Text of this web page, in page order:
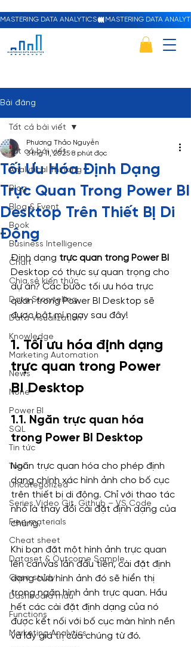
MASTERING DATA ANALYTICS
Bài đăng
Tất cả bài viết
Analytical Thinking
Blog
Blog & Event
Book
Business Intelligence
Chart
Chia sẻ kiến thức
Data Storytelling
Data Visualization
Knowledge
Marketing Automation
News
None
Power BI
SQL
Tin tức
Tool
Uncategorized
Series Video Git, Github – VS Code
Free materials
Cheat sheet
Dataset & Outcome Sample
Case study
Dashboard mẫu
Functions
Marketing Analytics
Tất cả bài viết
Tối Ưu Hóa Định Dạng
Trực Quan Trong Power BI
Desktop Trên Thiết BỊ Di
Động
Phương Thảo Nguyễn
3 thg 11, 2025 8 phút đọc
Định dạng trực quan trong Power BI
Desktop có thực sự quan trọng cho
dự án? Các bước tối ưu hóa trực
quan trong Power BI Desktop sẽ
được bật mí ngay sau đây!
1. Tối ưu hóa định dạng
trực quan trong Power
BI Desktop
1.1. Ngăn trực quan hóa
trong Power BI Desktop
Ngăn trực quan hóa cho phép định
dạng chính xác hình ảnh cho bố cục
trên thiết bị di động. Chỉ với thao tác
nhỏ là thay đổi cài đặt định dạng của
chúng.
Khi bạn đặt một hình ảnh trực quan
lên canvas lần đầu tiên, cài đặt định
dạng của hình ảnh đó sẽ hiển thị
trong ngăn hình ảnh trực quan. Hầu
hết các cài đặt định dạng của nó
được kết nối với bố cục màn hình nền
và lấy giá trị của chúng từ đó.